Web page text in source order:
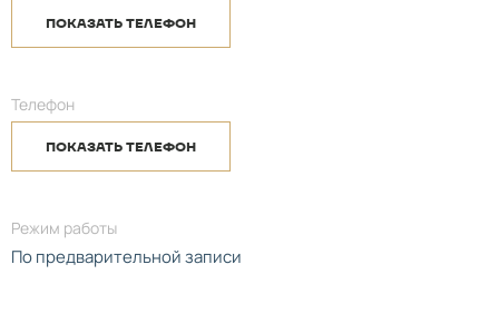
ПОКАЗАТЬ ТЕЛЕФОН
Телефон
ПОКАЗАТЬ ТЕЛЕФОН
Режим работы
По предварительной записи